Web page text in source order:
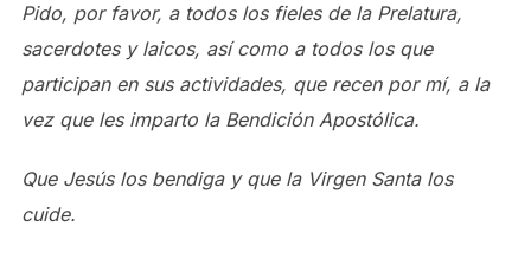
Pido, por favor, a todos los fieles de la Prelatura,
sacerdotes y laicos, así como a todos los que
participan en sus actividades, que recen por mí, a la
vez que les imparto la Bendición Apostólica.
Que Jesús los bendiga y que la Virgen Santa los
cuide.